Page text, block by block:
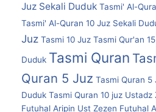
Juz Sekali Duduk Tasmi' Al-
Tasmi' Al-Quran 10 Juz Sekali
Juz Tasmi 10 Juz Tasmi Qur'an
Duduk Tasmi Quran
Quran 5 Juz Tasmi Quran 5
Duduk Tasmi Quran 10 juz Ustadz
Futuhal Aripin Ust Zezen Futuhal